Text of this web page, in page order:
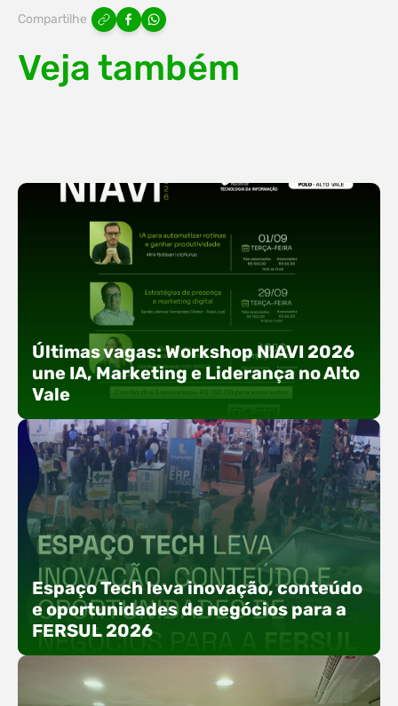
Compartilhe
Veja também
Últimas vagas: Workshop NIAVI 2026
une IA, Marketing e Liderança no Alto
Vale
Com o objetivo de impulsionar a produtividade, a
presença digital e a gestão nas empresas do
Alto Vale, o Núcleo de Tecnologia da Informação
(NIAVI), Polo ACATE-ACIRS, realiza a edição
2026 do Workshop NIAVI. O evento foi
em três encontros práticos ao longo dos meses
de setembro e outubro,…
Espaço Tech leva inovação, conteúdo
e oportunidades de negócios para a
FERSUL 2026